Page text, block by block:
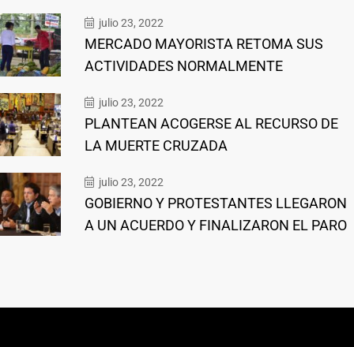
julio 23, 2022
MERCADO MAYORISTA RETOMA SUS
ACTIVIDADES NORMALMENTE
julio 23, 2022
PLANTEAN ACOGERSE AL RECURSO DE
LA MUERTE CRUZADA
julio 23, 2022
GOBIERNO Y PROTESTANTES LLEGARON
A UN ACUERDO Y FINALIZARON EL PARO